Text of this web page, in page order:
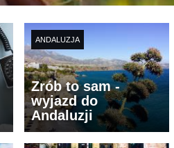
ANDALUZJA
Zrób to sam -
wyjazd do
Andaluzji